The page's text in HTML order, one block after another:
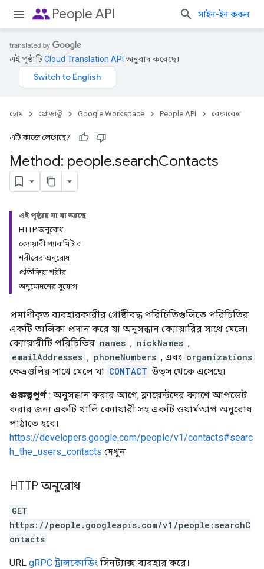
peoplePeople API সাইন-ইন করুন
এই পৃষ্ঠাটিCloud Translation API অনুবাদ করেছে।
হোম প্রোডাক্ট Google Workspace People API রেফারেন্স
এটি কাজে লেগেছে?
Method: people.searchContacts
এই পৃষ্ঠায় যা যা আছে
HTTP অনুরোধ
ক্যোয়ারী প্যারামিটার
শরীরের অনুরোধ
প্রতিক্রিয়া শরীর
অনুমোদনের সুযোগ
প্রমাণীকৃত ব্যবহারকারীর গোষ্ঠীবদ্ধ পরিচিতিগুলিতে পরিচিতির
একটি তালিকা প্রদান করে যা অনুসন্ধান ক্যোয়ারির সাথে মেলে৷
ক্যোয়ারীটি পরিচিতির names , nickNames ,
emailAddresses , phoneNumbers , এবং organizations
ক্ষেত্রগুলির সাথে মেলে যা CONTACT উত্স থেকে এসেছে৷
গুরুত্বপূর্ণ : অনুসন্ধান করার আগে, ক্লায়েন্টদের ক্যাশে আপডেট
করার জন্য একটি খালি ক্যোয়ারী সহ একটি ওয়ার্মআপ অনুরোধ
পাঠাতে হবে।
https://developers.google.com/people/v1/contacts#searc
h_the_users_contacts দেখুন
HTTP অনুরোধ
GET
https://people.googleapis.com/v1/people:searchC
ontacts
URL gRPC ট্রান্সকোডিং সিনট্যাক্স ব্যবহার করে।